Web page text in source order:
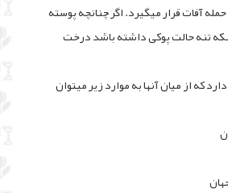
آفات قرار میگیرد. اگر چنانچه پوسته
تنه حالت پوکی داشته باشد درخت
که از میان آنها به موارد زیر میتوان